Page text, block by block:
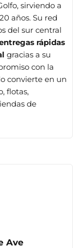
sirviendo a
años. Su red
del sur central
rápidas
gracias a su
con la
convierte en un
flotas,
de
Ave